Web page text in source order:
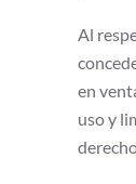
Al
en
uso y